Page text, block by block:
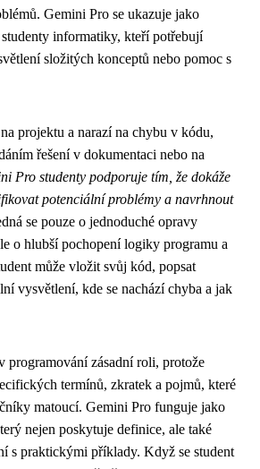
Gemini Pro se ukazuje jako
informatiky, kteří potřebují
složitých konceptů nebo pomoc s
projektu a narazí na chybu v kódu,
řešení v dokumentaci nebo na
Pro studenty podporuje tím, že dokáže
potenciální problémy a navrhnout
se pouze o jednoduché opravy
o hlubší pochopení logiky programu a
může vložit svůj kód, popsat
vysvětlení, kde se nachází chyba a jak
programování zásadní roli, protože
termínů, zkratek a pojmů, které
matoucí. Gemini Pro funguje jako
nejen poskytuje definice, ale také
s praktickými příklady. Když se student